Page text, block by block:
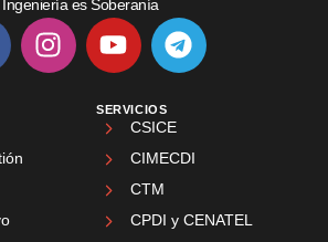
Ingeniería es Soberanía
SERVICIOS
CSICE
CIMECDI
CTM
CPDI y CENATEL